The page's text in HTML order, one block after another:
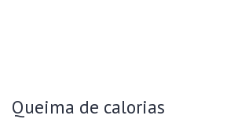
Queima de calorias